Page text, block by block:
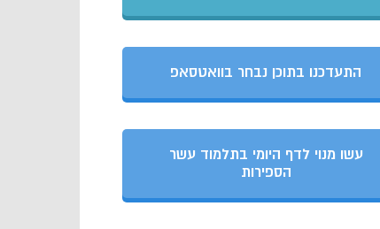
התעדכנו בתוכן נבחר בוואטסאפ
עשו מנוי לדף היומי בתלמוד עשר
הספירות